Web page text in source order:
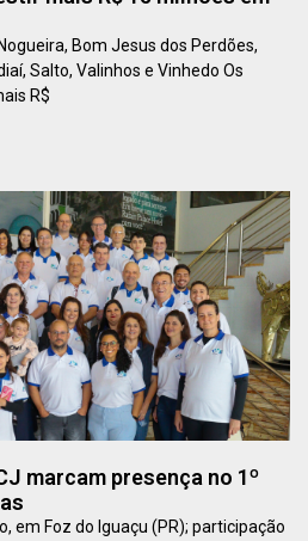
Bom Jesus dos Perdões,
Salto, Valinhos e Vinhedo Os
R$
marcam presença no 1º
em Foz do Iguaçu (PR); participação